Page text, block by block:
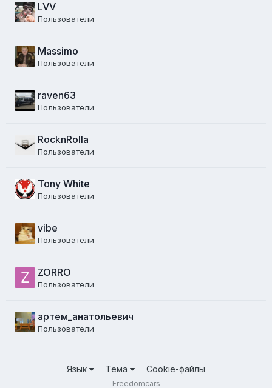
LVV
Пользователи
Massimo
Пользователи
raven63
Пользователи
RocknRolla
Пользователи
Tony White
Пользователи
vibe
Пользователи
ZORRO
Пользователи
артем_анатольевич
Пользователи
Язык Тема Cookie-файлы
Freedomcars